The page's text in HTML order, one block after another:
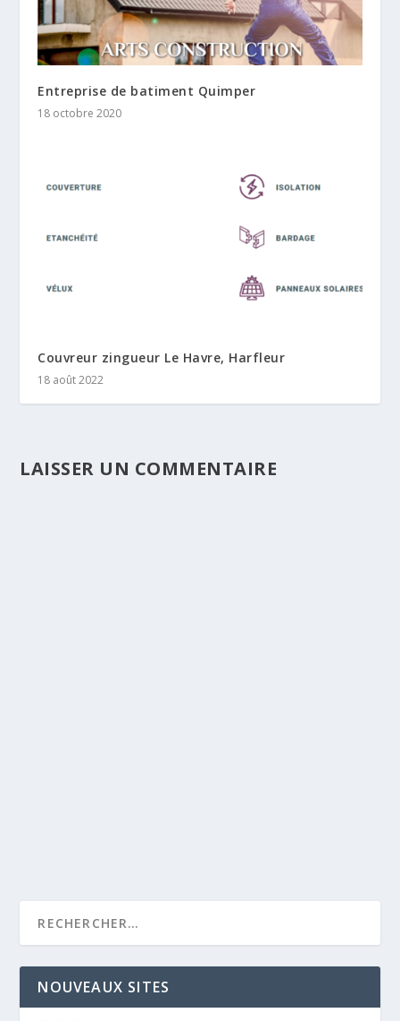
Entreprise de batiment Quimper
18 octobre 2020
Couvreur zingueur Le Havre, Harfleur
18 août 2022
LAISSER UN COMMENTAIRE
NOUVEAUX SITES